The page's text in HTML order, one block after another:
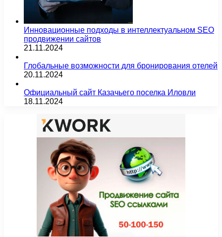
Инновационные подходы в интеллектуальном SEO
продвижении сайтов
21.11.2024
Глобальные возможности для бронирования отелей
20.11.2024
Официальный сайт Казачьего поселка Иловли
18.11.2024